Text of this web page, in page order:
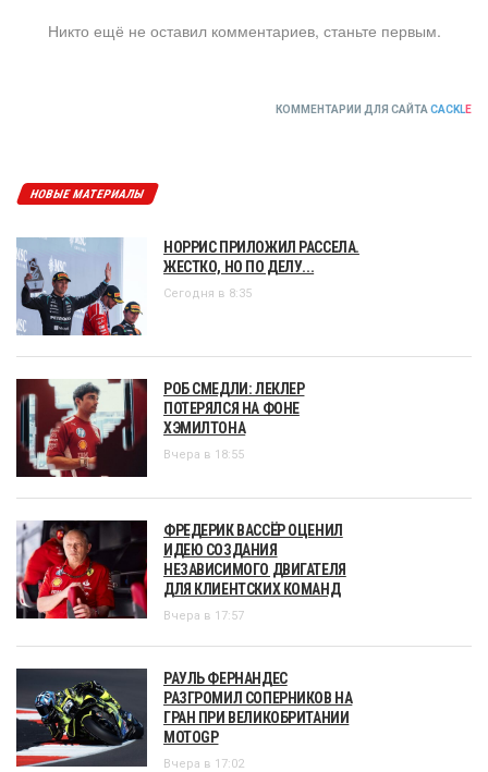
Никто ещё не оставил комментариев, станьте первым.
КОММЕНТАРИИ ДЛЯ САЙТА CACKLE
НОВЫЕ МАТЕРИАЛЫ
НОРРИС ПРИЛОЖИЛ РАССЕЛА.
ЖЕСТКО, НО ПО ДЕЛУ...
Сегодня в 8:35
РОБ СМЕДЛИ: ЛЕКЛЕР
ПОТЕРЯЛСЯ НА ФОНЕ
ХЭМИЛТОНА
Вчера в 18:55
ФРЕДЕРИК ВАССЁР ОЦЕНИЛ
ИДЕЮ СОЗДАНИЯ
НЕЗАВИСИМОГО ДВИГАТЕЛЯ
ДЛЯ КЛИЕНТСКИХ КОМАНД
Вчера в 17:57
РАУЛЬ ФЕРНАНДЕС
РАЗГРОМИЛ СОПЕРНИКОВ НА
ГРАН ПРИ ВЕЛИКОБРИТАНИИ
MOTOGP
Вчера в 17:02